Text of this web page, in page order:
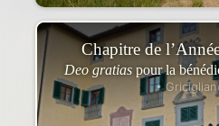
Chapitre de
Deo gratiaspour la
•